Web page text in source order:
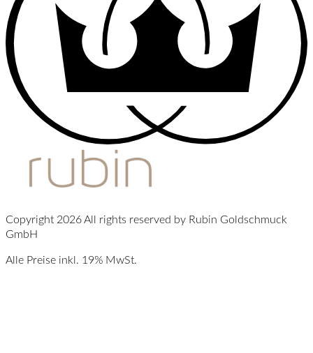
Copyright 2026 All rights reserved by Rubin Goldschmuck
GmbH
Alle Preise inkl. 19% MwSt.